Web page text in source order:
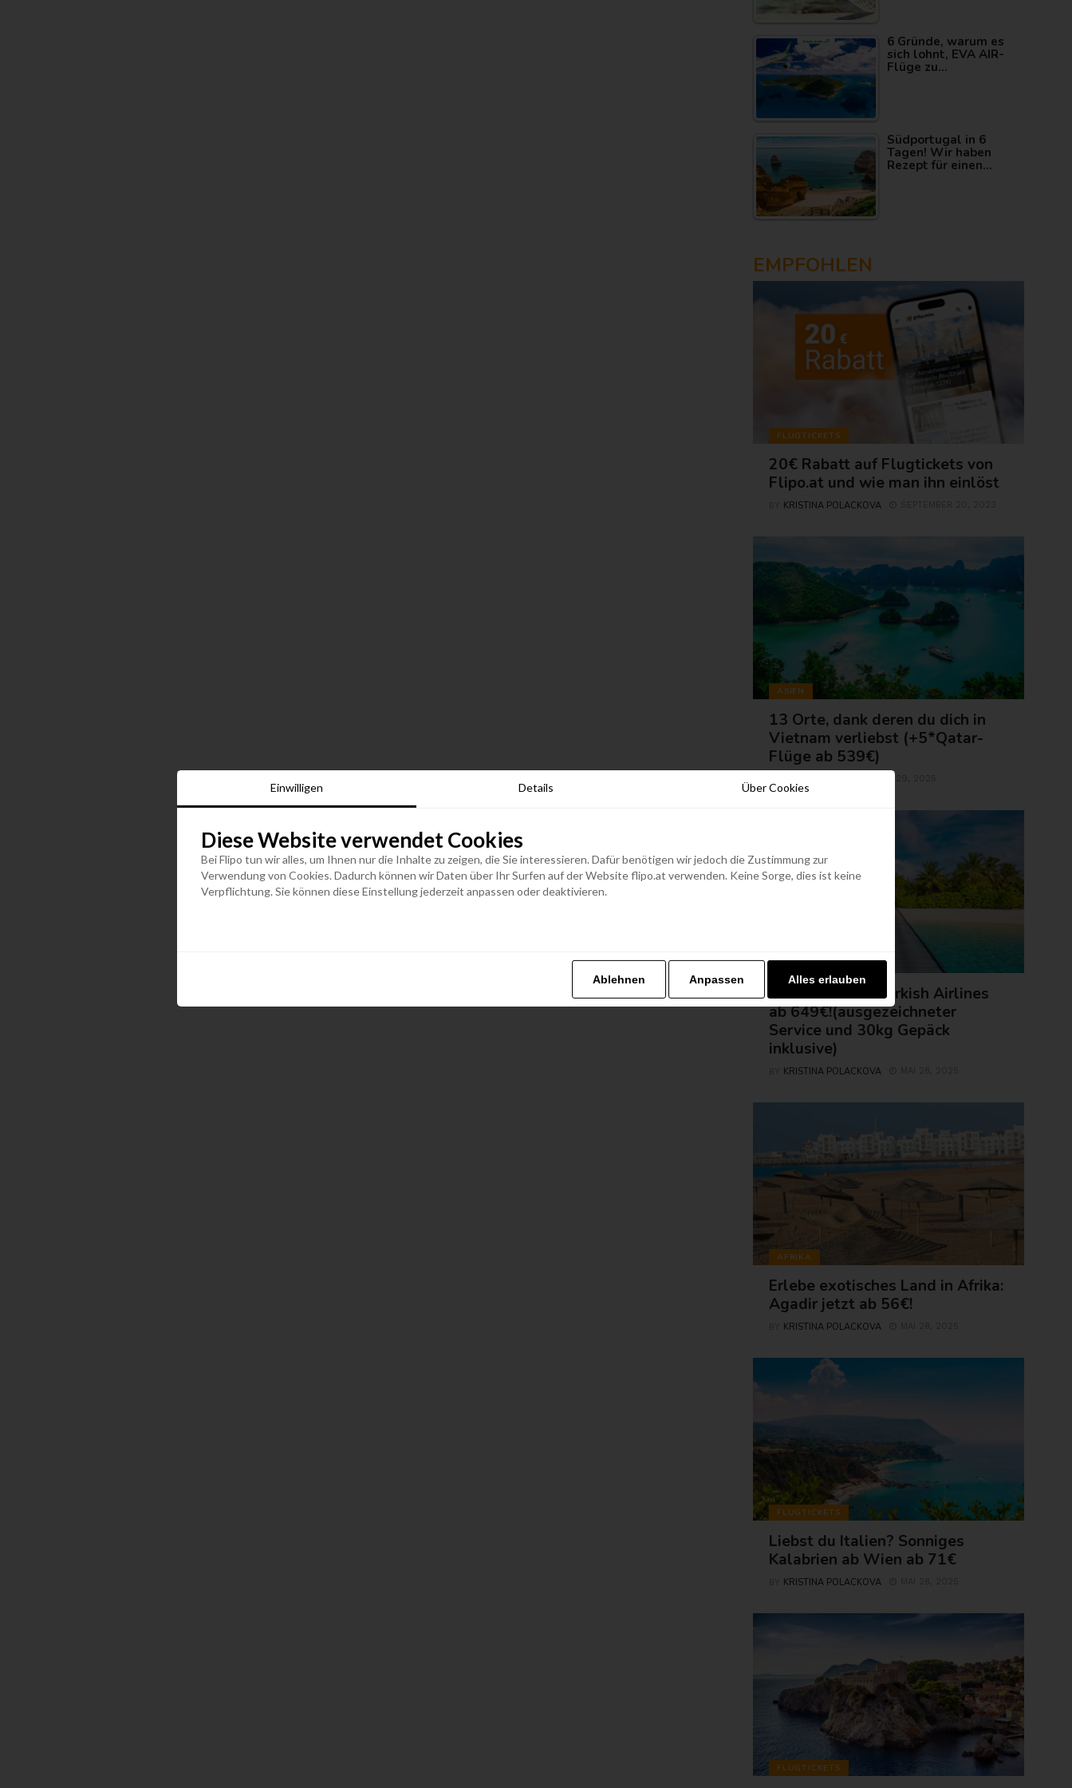
6 Gründe, warum es
sich lohnt, EVA AIR-
Flüge zu…
Südportugal in 6
Tagen! Wir haben
Rezept für einen…
EMPFOHLEN
FLUGTICKETS
20€ Rabatt auf Flugtickets von
Flipo.at und wie man ihn einlöst
KRISTINA POLACKOVA
ASIEN
13 Orte, dank deren du dich in
Vietnam verliebst (+5*Qatar-
Flüge ab 539€)
FLUGTICKETS
Malediven mit Turkish Airlines
ab 649€!(ausgezeichneter
Service und 30kg Gepäck
inklusive)
KRISTINA POLACKOVA
AFRIKA
Erlebe exotisches Land in Afrika:
Agadir jetzt ab 56€!
KRISTINA POLACKOVA
FLUGTICKETS
Liebst du Italien? Sonniges
Kalabrien ab Wien ab 71€
KRISTINA POLACKOVA
FLUGTICKETS
Einwilligen Details Über Cookies
Diese Website verwendet Cookies
Bei Flipo tun wir alles, um Ihnen nur die Inhalte zu zeigen, die Sie interessieren. Dafür benötigen wir jedoch die Zustimmung zur
Verwendung von Cookies. Dadurch können wir Daten über Ihr Surfen auf der Website flipo.at verwenden. Keine Sorge, dies ist keine
Verpflichtung. Sie können diese Einstellung jederzeit anpassen oder deaktivieren.
Ablehnen Anpassen Alles erlauben